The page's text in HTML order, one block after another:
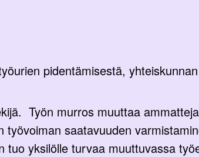
pidentämisestä,
Työn murros muuttaa
saatavuuden
yksilölle turvaa muuttuvassa